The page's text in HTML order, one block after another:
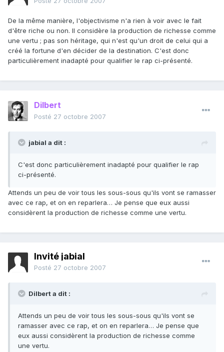
De la même manière, l'objectivisme n'a rien à voir avec le fait
d'être riche ou non. Il considère la production de richesse comme
une vertu ; pas son héritage, qui n'est qu'un droit de celui qui a
créé la fortune d'en décider de la destination. C'est donc
particulièrement inadapté pour qualifier le rap ci-présenté.
Dilbert
Posté 27 octobre 2007
jabial a dit :
C'est donc particulièrement inadapté pour qualifier le rap
ci-présenté.
Attends un peu de voir tous les sous-sous qu'ils vont se ramasser
avec ce rap, et on en reparlera… Je pense que eux aussi
considèrent la production de richesse comme une vertu.
Invité jabial
Posté 27 octobre 2007
Dilbert a dit :
Attends un peu de voir tous les sous-sous qu'ils vont se
ramasser avec ce rap, et on en reparlera… Je pense que
eux aussi considèrent la production de richesse comme
une vertu.